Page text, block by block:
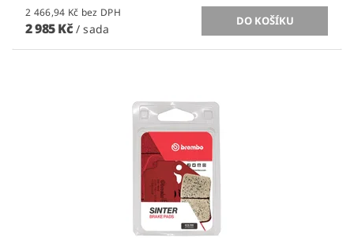
2 466,94 Kč bez DPH
2 985 Kč / sada